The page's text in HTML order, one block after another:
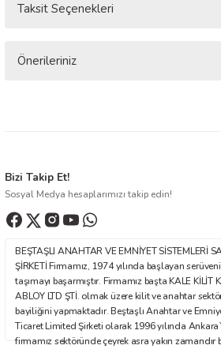
Bu ürüne ilk yorumu siz
Taksit Seçenekleri
Önerileriniz
Ürün resmi kalitesiz, bozuk veya
Ürün açıklamasında eksik bilgiler bulunuyor.
Ürün bilgilerinde hatalar bulunuyor.
Bu ürüne benzer farklı alternatifler olmalı.
Bizi Takip Et!
Sosyal Medya hesaplarımızı takip edin!
BEŞTAŞLI ANAHTAR VE EMNİYET SİSTEMLERİ
ŞİRKETİ Firmamız, 1974 yılında başlayan
taşımayı başarmıştır. Firmamız başta KALE KİLİT
ABLOY LTD ŞTİ. olmak üzere kilit ve anahtar
bayiliğini yapmaktadır. Beştaşlı Anahtar ve
Ticaret Limited Şirketi olarak 1996 yılında
firmamız sektöründe çeyrek asra yakın zamandır